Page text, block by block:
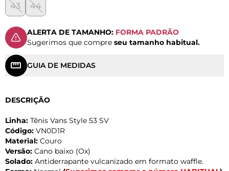
43 44
ALERTA DE TAMANHO: FORMA PADRÃO
Sugerimos que compre seu tamanho habitual.
GUIA DE MEDIDAS
DESCRIÇÃO
Linha: Tênis Vans Style 53 SV
Código: VN0D1R
Material: Couro
Versão: Cano baixo (Ox)
Solado: Antiderrapante vulcanizado em formato waffle.